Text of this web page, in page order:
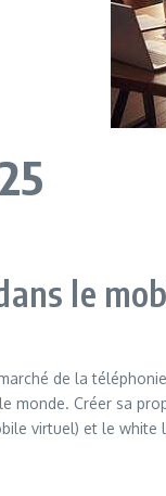
le
de la
monde. Créer sa
virtuel) et le